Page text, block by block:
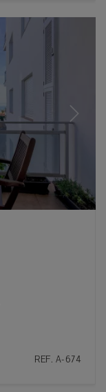
Next
REF. A-674